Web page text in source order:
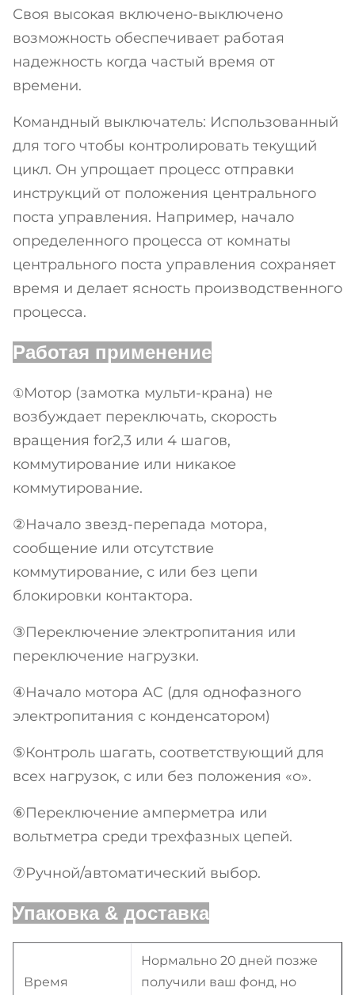
Своя высокая включено-выключено
возможность обеспечивает работая
надежность когда частый время от
времени.
Командный выключатель: Использованный
для того чтобы контролировать текущий
цикл. Он упрощает процесс отправки
инструкций от положения центрального
поста управления. Например, начало
определенного процесса от комнаты
центрального поста управления сохраняет
время и делает ясность производственного
процесса.
Работая применение
①Мотор (замотка мульти-крана) не
возбуждает переключать, скорость
вращения for2,3 или 4 шагов,
коммутирование или никакое
коммутирование.
②Начало звезд-перепада мотора,
сообщение или отсутствие
коммутирование, с или без цепи
блокировки контактора.
③Переключение электропитания или
переключение нагрузки.
④Начало мотора AC (для однофазного
электропитания с конденсатором)
⑤Контроль шагать, соответствующий для
всех нагрузок, с или без положения «o».
⑥Переключение амперметра или
вольтметра среди трехфазных цепей.
⑦Ручной/автоматический выбор.
Упаковка & доставка
Время
Нормально 20 дней позже
получили ваш фонд, но